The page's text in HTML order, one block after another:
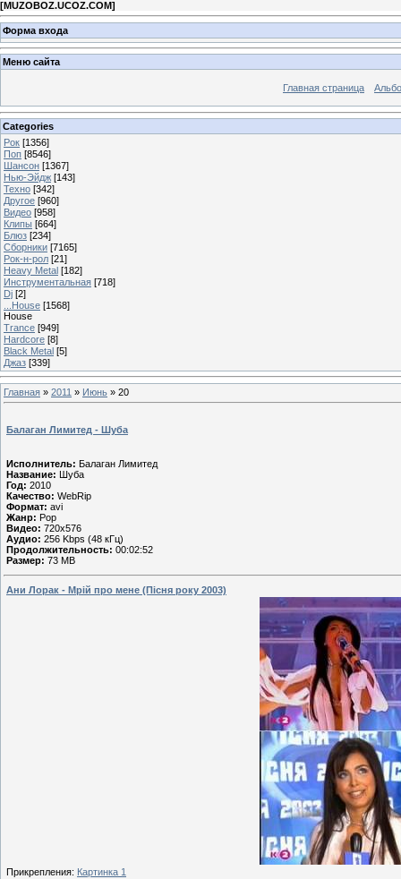
[MUZOBOZ.UCOZ.COM]
Форма входа
Меню сайта
Главная страница
Categories
Рок [1356]
Поп [8546]
Шансон [1367]
Нью-Эйдж [143]
Техно [342]
Другое [960]
Видео [958]
Клипы [664]
Блюз [234]
Сборники [7165]
Рок-н-рол [21]
Heavy Metal [182]
Инструментальная [718]
Dj [2]
...House [1568]
House
Trance [949]
Hardcore [8]
Black Metal [5]
Джаз [339]
Главная » 2011 » Июнь » 20
Балаган Лимитед - Шуба
Исполнитель: Балаган Лимитед
Название: Шуба
Год: 2010
Качество: WebRip
Формат: avi
Жанр: Pop
Видео: 720x576
Аудио: 256 Kbps (48 кГц)
Продолжительность: 00:02:52
Размер: 73 MB
Ани Лорак - Мрій про мене (Пісня року 2003)
Прикрепления: Картинка 1